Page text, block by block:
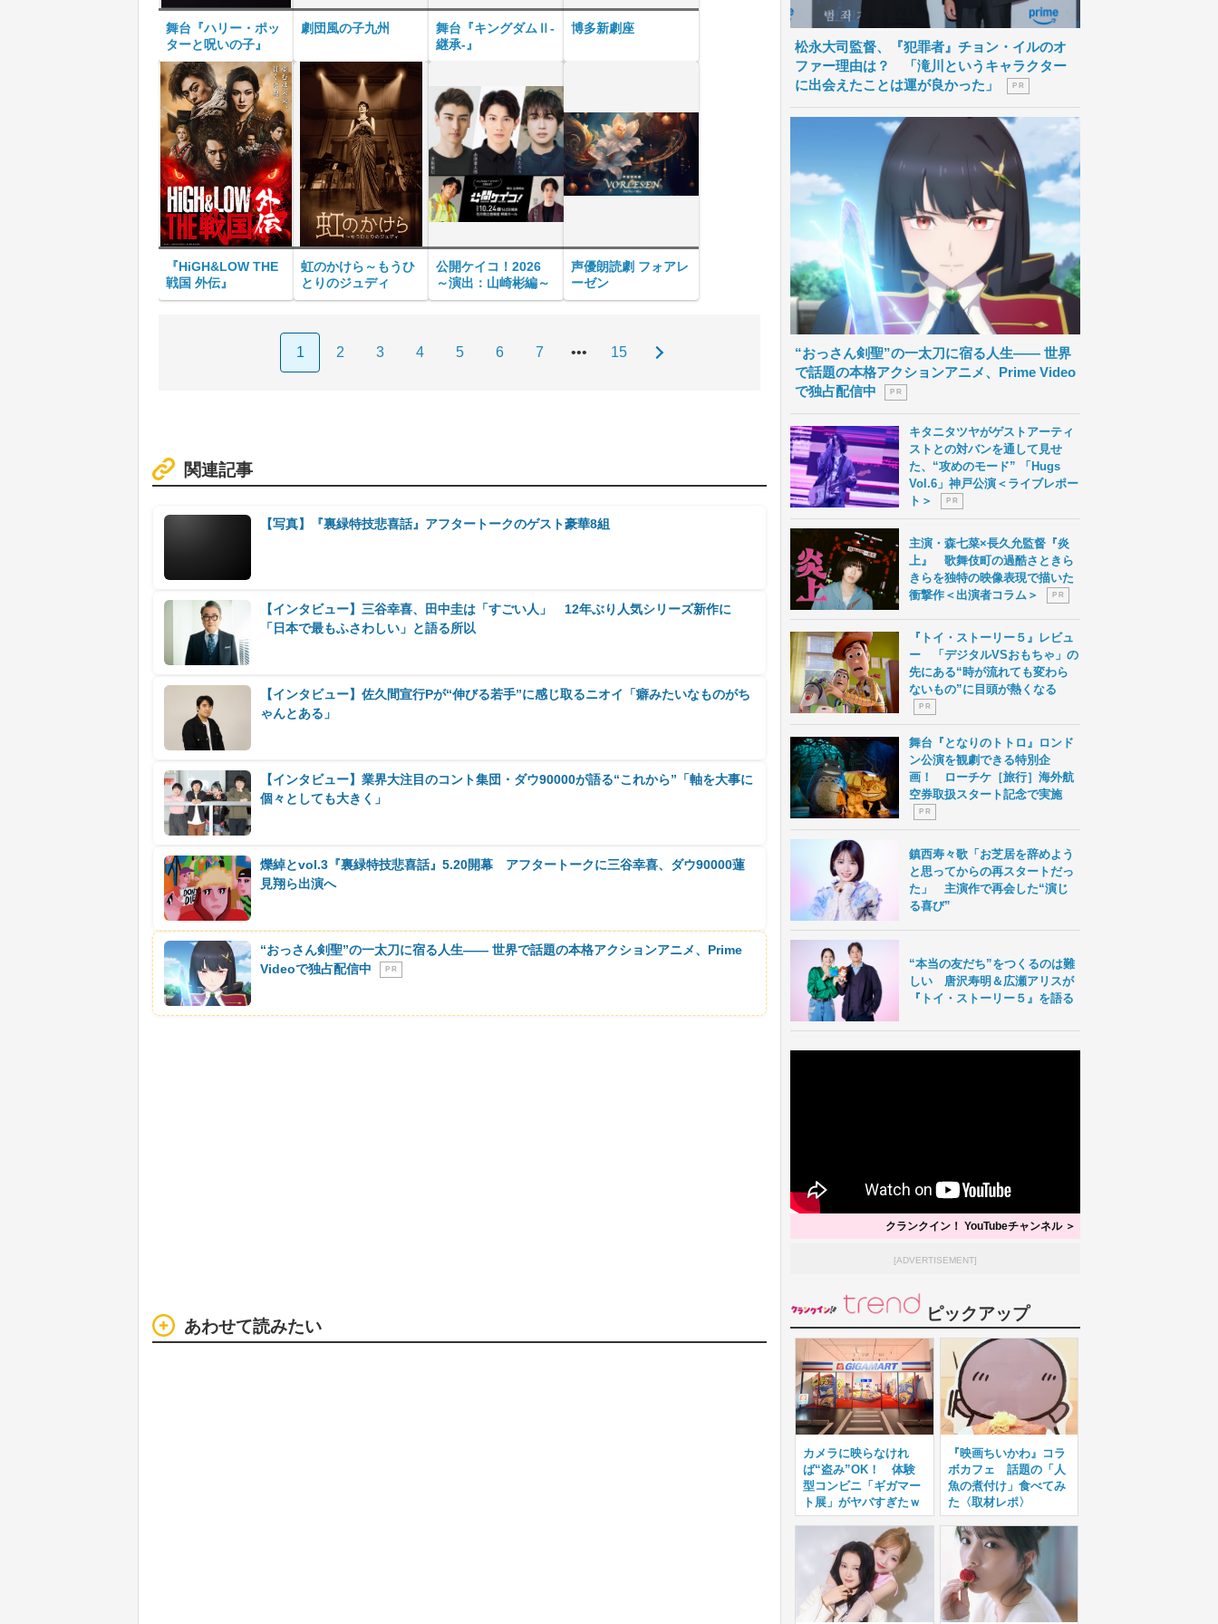
舞台『ハリー・ポッ
ターと呪いの子』
劇団風の子九州
舞台『キングダムⅡ-
継承-』
博多新劇座
『HiGH&LOW THE
戦国 外伝』
虹のかけら～もうひ
とりのジュディ
公開ケイコ！2026
～演出：山崎彬編～
声優朗読劇 フォアレ
ーゼン
1 2 3 4 5 6 7 ••• 15
関連記事
【写真】『裏緑特技悲喜話』アフタートークのゲスト豪華8組
【インタビュー】三谷幸喜、田中圭は「すごい人」 12年ぶり人気シリーズ新作に
「日本で最もふさわしい」と語る所以
【インタビュー】佐久間宣行Pが“伸びる若手”に感じ取るニオイ「癖みたいなものがち
ゃんとある」
【インタビュー】業界大注目のコント集団・ダウ90000が語る“これから”「軸を大事に
個々としても大きく」
爍綽とvol.3『裏緑特技悲喜話』5.20開幕 アフタートークに三谷幸喜、ダウ90000蓮
見翔ら出演へ
“おっさん剣聖”の一太刀に宿る人生―― 世界で話題の本格アクションアニメ、Prime
Videoで独占配信中
P R
あわせて読みたい
松永大司監督、『犯罪者』チョン・イルのオ
ファー理由は？ 「滝川というキャラクター
に出会えたことは運が良かった」
P R
“おっさん剣聖”の一太刀に宿る人生―― 世界
で話題の本格アクションアニメ、Prime Video
で独占配信中
P R
キタニタツヤがゲストアーティ
ストとの対バンを通して見せ
た、“攻めのモード” 「Hugs
Vol.6」神戸公演＜ライブレポー
ト＞
P R
主演・森七菜×長久允監督『炎
上』 歌舞伎町の過酷さときら
きらを独特の映像表現で描いた
衝撃作＜出演者コラム＞
P R
『トイ・ストーリー５』レビュ
ー 「デジタルVSおもちゃ」の
先にある“時が流れても変わら
ないもの”に目頭が熱くなる
P R
舞台『となりのトトロ』ロンド
ン公演を観劇できる特別企
画！ ローチケ［旅行］海外航
空券取扱スタート記念で実施
P R
鎮西寿々歌「お芝居を辞めよう
と思ってからの再スタートだっ
た」 主演作で再会した“演じ
る喜び”
“本当の友だち”をつくるのは難
しい 唐沢寿明＆広瀬アリスが
『トイ・ストーリー５』を語る
クランクイン！ YouTubeチャンネル ＞
[ADVERTISEMENT]
ピックアップ
カメラに映らなけれ
ば“盗み”OK！ 体験
型コンビニ「ギガマー
ト展」がヤバすぎたｗ
『映画ちいかわ』コラ
ボカフェ 話題の「人
魚の煮付け」食べてみ
た〈取材レポ〉